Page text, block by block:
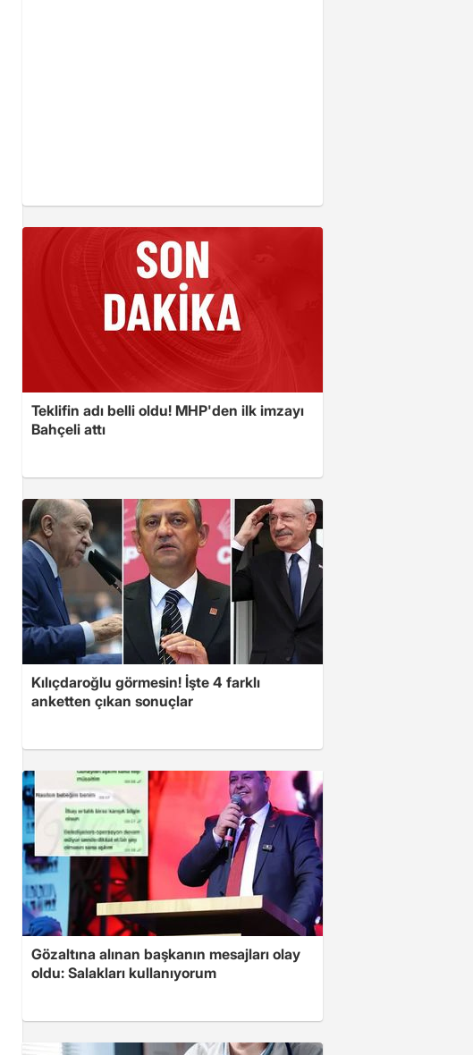
Teklifin adı belli oldu! MHP'den ilk imzayı
Bahçeli attı
Kılıçdaroğlu görmesin! İşte 4 farklı
anketten çıkan sonuçlar
Gözaltına alınan başkanın mesajları olay
oldu: Salakları kullanıyorum